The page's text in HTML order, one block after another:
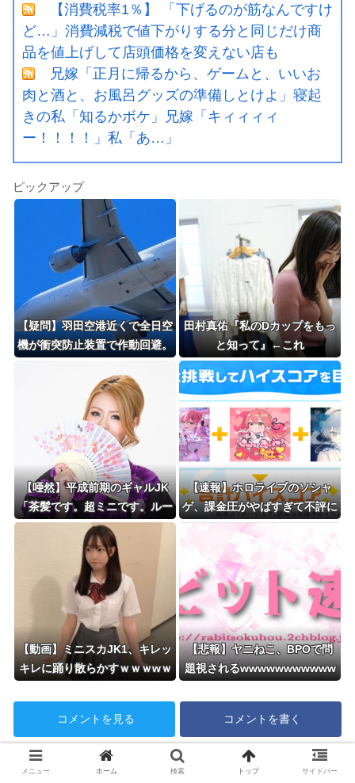
【消費税率1％】 「下げるのが筋なんですけ
ど…」消費減税で値下がりする分と同じだけ商
品を値上げして店頭価格を変えない店も
兄嫁「正月に帰るから、ゲームと、いいお
肉と酒と、お風呂グッズの準備しとけよ」寝起
きの私「知るかボケ」兄嫁「キィィィィ
ー！！！！」私「あ…」
ピックアップ
【疑問】羽田空港近くで全日空
機が衝突防止装置で作動回避。
てマジ？
田村真佑『私のDカップをもっ
と知って』←これ
【唖然】平成前期のギャルJK
「茶髪です。超ミニです。ルー
ズです。下着はテカテカか豹柄
です」⇒！！！
【速報】ホロライブのソシャ
ゲ、課金圧がやばすぎて不評に
なるwwwwwwwwww
【動画】ミニスカJK1、キレッ
キレに踊り散らかすｗｗｗwｗ
【悲報】ヤニねこ、BPOで問
題視されるwwwwwwwwwww
コメントを見る コメントを書く
今日の人気記事
メニュー ホーム 検索 トップ サイドバー